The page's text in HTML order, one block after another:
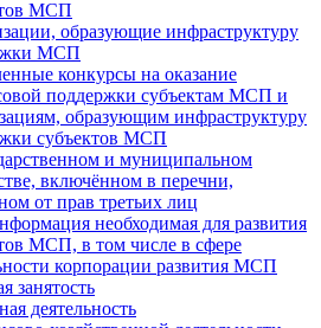
МСП
образующие инфраструктуру
МСП
конкурсы на оказание
поддержки субъектам МСП и
образующим инфраструктуру
субъектов МСП
и муниципальном
включённом в перечни,
от прав третьих лиц
необходимая для развития
МСП, в том числе в сфере
корпорации развития МСП
занятость
деятельность